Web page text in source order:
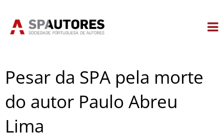
Pesar da SPA pela morte
do autor Paulo Abreu
Lima